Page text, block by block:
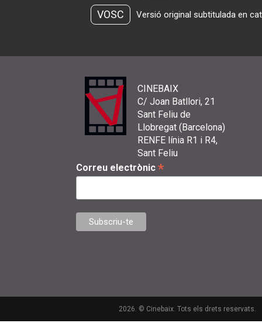
VOSC Versió original subtitulada en
CINEBAIX
C/ Joan Batllori, 21
Sant Feliu de
Llobregat (Barcelona)
RENFE línia R1 i R4,
Sant Feliu
Correu electrònic *
2026. © Cinebaix. Tots els drets reservats.